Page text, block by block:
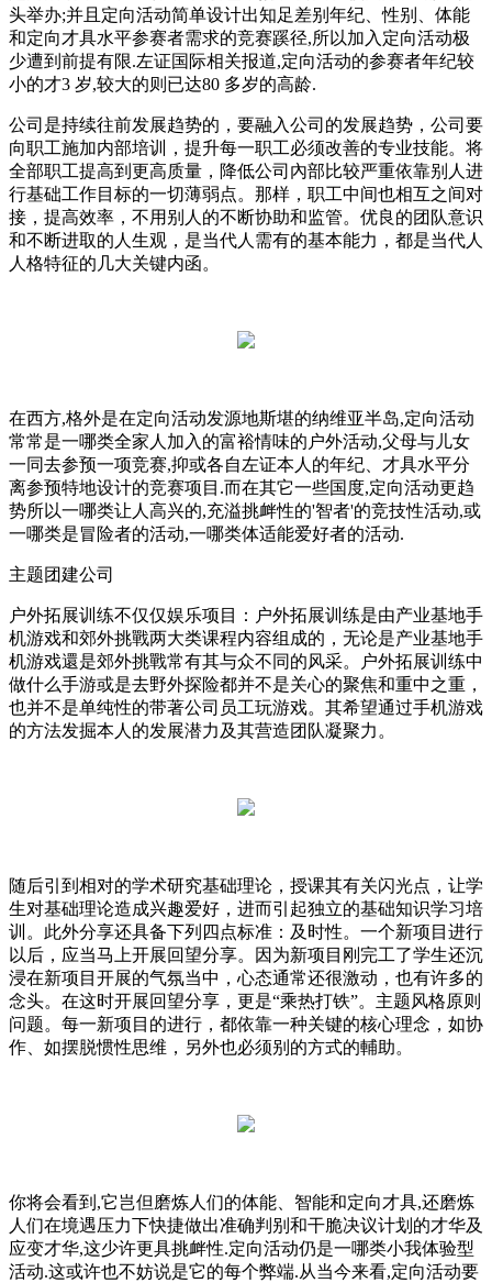
头举办;并且定向活动简单设计出知足差别年纪、性别、体能
和定向才具水平参赛者需求的竞赛蹊径,所以加入定向活动极
少遭到前提有限.左证国际相关报道,定向活动的参赛者年纪较
小的才3 岁,较大的则已达80 多岁的高龄.
公司是持续往前发展趋势的，要融入公司的发展趋势，公司要
向职工施加内部培训，提升每一职工必须改善的专业技能。将
全部职工提高到更高质量，降低公司內部比较严重依靠别人进
行基础工作目标的一切薄弱点。那样，职工中间也相互之间对
接，提高效率，不用别人的不断协助和监管。优良的团队意识
和不断进取的人生观，是当代人需有的基本能力，都是当代人
人格特征的几大关键内函。
在西方,格外是在定向活动发源地斯堪的纳维亚半岛,定向活动
常常是一哪类全家人加入的富裕情味的户外活动,父母与儿女
一同去参预一项竞赛,抑或各自左证本人的年纪、才具水平分
离参预特地设计的竞赛项目.而在其它一些国度,定向活动更趋
势所以一哪类让人高兴的,充溢挑衅性的'智者'的竞技性活动,或
一哪类是冒险者的活动,一哪类体适能爱好者的活动.
主题团建公司
户外拓展训练不仅仅娱乐项目：户外拓展训练是由产业基地手
机游戏和郊外挑戰两大类课程内容组成的，无论是产业基地手
机游戏還是郊外挑戰常有其与众不同的风采。户外拓展训练中
做什么手游或是去野外探险都并不是关心的聚焦和重中之重，
也并不是单纯性的带著公司员工玩游戏。其希望通过手机游戏
的方法发掘本人的发展潜力及其营造团队凝聚力。
随后引到相对的学术研究基础理论，授课其有关闪光点，让学
生对基础理论造成兴趣爱好，进而引起独立的基础知识学习培
训。此外分享还具备下列四点标准：及时性。一个新项目进行
以后，应当马上开展回望分享。因为新项目刚完工了学生还沉
浸在新项目开展的气氛当中，心态通常还很激动，也有许多的
念头。在这时开展回望分享，更是“乘热打铁”。主题风格原则
问题。每一新项目的进行，都依靠一种关键的核心理念，如协
作、如摆脱惯性思维，另外也必须别的方式的輔助。
你将会看到,它岂但磨炼人们的体能、智能和定向才具,还磨炼
人们在境遇压力下快捷做出准确判别和干脆决议计划的才华及
应变才华,这少许更具挑衅性.定向活动仍是一哪类小我体验型
活动.这或许也不妨说是它的每个弊端.从当今来看,定向活动要